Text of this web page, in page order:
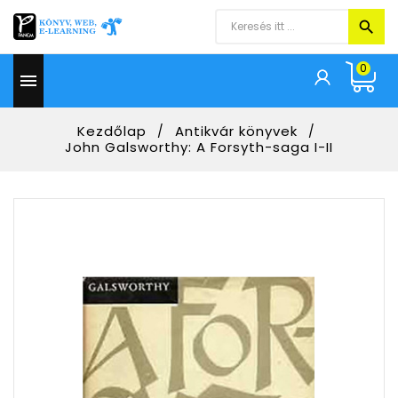

0
Kezdőlap
Antikvár könyvek
John Galsworthy: A Forsyth-saga I-II